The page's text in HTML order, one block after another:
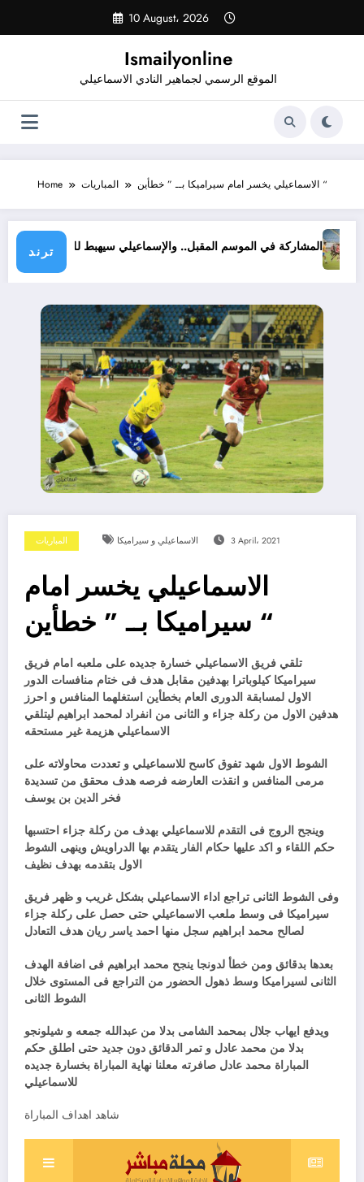
content
10 August، 2026
Ismailyonline
الموقع الرسمي لجماهير النادي الاسماعيلي
Home المباريات الاسماعيلي يخسر امام سيراميكا بــ ” خطأين “
ترند
الاعتذار عن المشاركة في الموسم المقبل.. والإسماعيلي سيهبط للدرجة
حسن صابر
المباريات الاسماعيلي و سيراميكا 3 April، 2021
الاسماعيلي يخسر امام
سيراميكا بــ ” خطأين “
تلقي فريق الاسماعيلي خسارة جديده على ملعبه امام فريق
سيراميكا كيلوباترا بهدفين مقابل هدف فى ختام منافسات الدور
الاول لمسابقة الدورى العام بخطأين استغلهما المنافس و احرز
هدفين الاول من ركلة جزاء و الثانى من انفراد لمحمد ابراهيم ليتلقي
الاسماعيلي هزيمة غير مستحقه
الشوط الاول شهد تفوق كاسح للاسماعيلي و تعددت محاولاته على
مرمى المنافس و انقذت العارضه فرصه هدف محقق من تسديدة
فخر الدين بن يوسف
وينجح الروج فى التقدم للاسماعيلي بهدف من ركلة جزاء احتسبها
حكم اللقاء و اكد عليها حكام الفار يتقدم بها الدراويش وينهى الشوط
الاول بتقدمه بهدف نظيف
وفى الشوط الثانى تراجع اداء الاسماعيلي بشكل غريب و ظهر فريق
سيراميكا فى وسط ملعب الاسماعيلي حتى حصل على ركلة جزاء
لصالح محمد ابراهيم سجل منها احمد ياسر ريان هدف التعادل
بعدها بدقائق ومن خطأ لدونجا ينجح محمد ابراهيم فى اضافة الهدف
الثانى لسيراميكا وسط ذهول الحضور من التراجع فى المستوى خلال
الشوط الثانى
ويدفع ايهاب جلال بمحمد الشامى بدلا من عبدالله جمعه و شيلونجو
بدلا من محمد عادل و تمر الدقائق دون جديد حتى اطلق حكم
المباراة محمد عادل صافرته معلنا نهاية المباراة بخسارة جديده
للاسماعيلي
شاهد اهداف المباراة